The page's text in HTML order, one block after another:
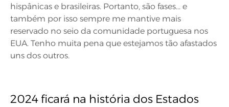
hispânicas e brasileiras. Portanto, são fases... e
também por isso sempre me mantive mais
reservado no seio da comunidade portuguesa nos
EUA. Tenho muita pena que estejamos tão afastados
uns dos outros.
2024 ficará na história dos Estados